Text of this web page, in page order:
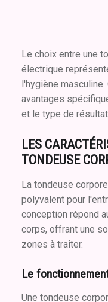
Le choix entre une
électrique
l'hygiène
avantages
et le type de
LES
TONDEUSE
La tondeuse
polyvalent pour
conception répond
corps, offrant une
zones à traiter.
Le
Une tondeuse